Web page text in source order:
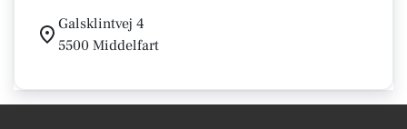
Galsklintvej 4
5500 Middelfart